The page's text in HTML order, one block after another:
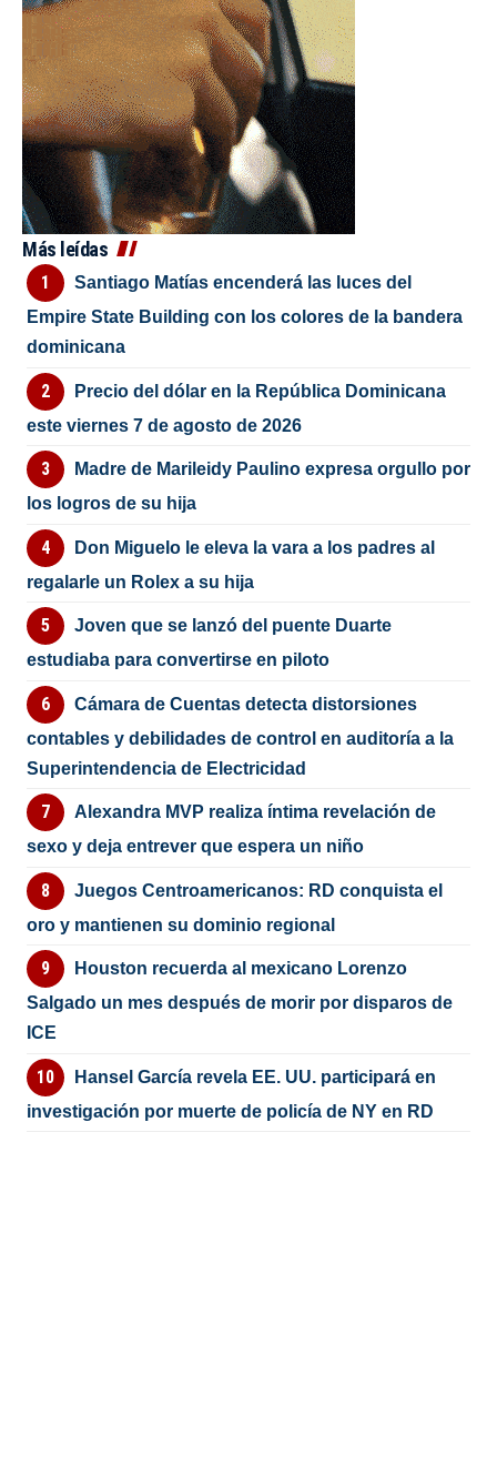
Más leídas
Santiago Matías encenderá las luces del
Empire State Building con los colores de la bandera
dominicana
Precio del dólar en la República Dominicana
este viernes 7 de agosto de 2026
Madre de Marileidy Paulino expresa orgullo por
los logros de su hija
Don Miguelo le eleva la vara a los padres al
regalarle un Rolex a su hija
Joven que se lanzó del puente Duarte
estudiaba para convertirse en piloto
Cámara de Cuentas detecta distorsiones
contables y debilidades de control en auditoría a la
Superintendencia de Electricidad
Alexandra MVP realiza íntima revelación de
sexo y deja entrever que espera un niño
Juegos Centroamericanos: RD conquista el
oro y mantienen su dominio regional
Houston recuerda al mexicano Lorenzo
Salgado un mes después de morir por disparos de
ICE
Hansel García revela EE. UU. participará en
investigación por muerte de policía de NY en RD